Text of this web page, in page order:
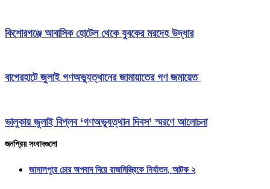
কিশোরগঞ্জে আবাসিক হোটেল থেকে যুবকের মরদেহ উদ্ধার
বাগেরহাটে জুলাই গণঅভ্যুত্থানের জামায়াতের গণ জমায়েত
ভালুকায় জুলাই বিপ্লব ‘গণঅভ্যুত্থান দিবস’ স্মরণে আলোচনা
জনপ্রিয় সংবাদগুলো
জামালপুরে চোর অপবাদ দিয়ে রাজমিস্ত্রিকে নির্যাতন, আটক ২